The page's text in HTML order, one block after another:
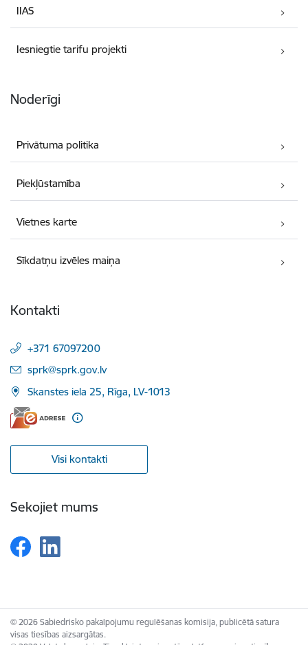
IIAS
Iesniegtie tarifu projekti
Noderīgi
Privātuma politika
Piekļūstamība
Vietnes karte
Sīkdatņu izvēles maiņa
Kontakti
+371 67097200
E-pasts:
sprk@sprk.gov.lv
Skanstes iela 25, Rīga, LV-1013
Visi kontakti
Sekojiet mums
© 2026 Sabiedrisko pakalpojumu regulēšanas komisija, publicētā satura
visas tiesības aizsargātas.